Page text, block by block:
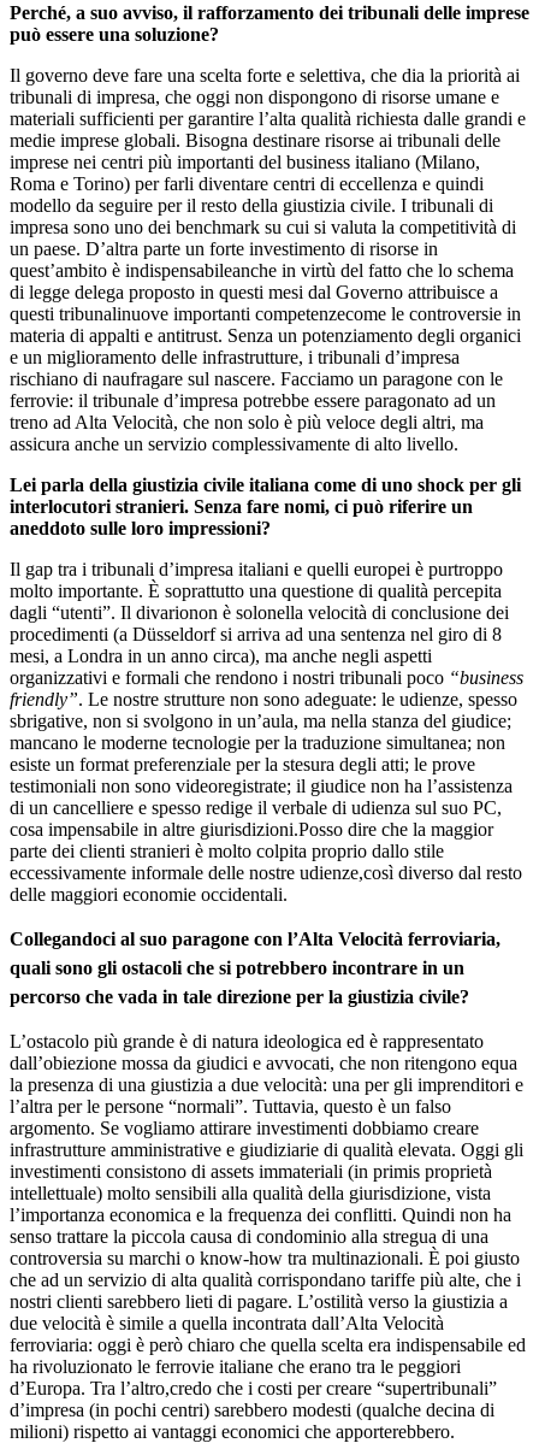
Perché, a suo avviso, il rafforzamento dei tribunali delle imprese
può essere una soluzione?
Il governo deve fare una scelta forte e selettiva, che dia la priorità ai
tribunali di impresa, che oggi non dispongono di risorse umane e
materiali sufficienti per garantire l’alta qualità richiesta dalle grandi e
medie imprese globali. Bisogna destinare risorse ai tribunali delle
imprese nei centri più importanti del business italiano (Milano,
Roma e Torino) per farli diventare centri di eccellenza e quindi
modello da seguire per il resto della giustizia civile. I tribunali di
impresa sono uno dei benchmark su cui si valuta la competitività di
un paese. D’altra parte un forte investimento di risorse in
quest’ambito è indispensabileanche in virtù del fatto che lo schema
di legge delega proposto in questi mesi dal Governo attribuisce a
questi tribunalinuove importanti competenzecome le controversie in
materia di appalti e antitrust. Senza un potenziamento degli organici
e un miglioramento delle infrastrutture, i tribunali d’impresa
rischiano di naufragare sul nascere. Facciamo un paragone con le
ferrovie: il tribunale d’impresa potrebbe essere paragonato ad un
treno ad Alta Velocità, che non solo è più veloce degli altri, ma
assicura anche un servizio complessivamente di alto livello.
Lei parla della giustizia civile italiana come di uno shock per gli
interlocutori stranieri. Senza fare nomi, ci può riferire un
aneddoto sulle loro impressioni?
Il gap tra i tribunali d’impresa italiani e quelli europei è purtroppo
molto importante. È soprattutto una questione di qualità percepita
dagli “utenti”. Il divarionon è solonella velocità di conclusione dei
procedimenti (a Düsseldorf si arriva ad una sentenza nel giro di 8
mesi, a Londra in un anno circa), ma anche negli aspetti
organizzativi e formali che rendono i nostri tribunali poco “business
friendly”. Le nostre strutture non sono adeguate: le udienze, spesso
sbrigative, non si svolgono in un’aula, ma nella stanza del giudice;
mancano le moderne tecnologie per la traduzione simultanea; non
esiste un format preferenziale per la stesura degli atti; le prove
testimoniali non sono videoregistrate; il giudice non ha l’assistenza
di un cancelliere e spesso redige il verbale di udienza sul suo PC,
cosa impensabile in altre giurisdizioni.Posso dire che la maggior
parte dei clienti stranieri è molto colpita proprio dallo stile
eccessivamente informale delle nostre udienze,così diverso dal resto
delle maggiori economie occidentali.
Collegandoci al suo paragone con l’Alta Velocità ferroviaria,
quali sono gli ostacoli che si potrebbero incontrare in un
percorso che vada in tale direzione per la giustizia civile?
L’ostacolo più grande è di natura ideologica ed è rappresentato
dall’obiezione mossa da giudici e avvocati, che non ritengono equa
la presenza di una giustizia a due velocità: una per gli imprenditori e
l’altra per le persone “normali”. Tuttavia, questo è un falso
argomento. Se vogliamo attirare investimenti dobbiamo creare
infrastrutture amministrative e giudiziarie di qualità elevata. Oggi gli
investimenti consistono di assets immateriali (in primis proprietà
intellettuale) molto sensibili alla qualità della giurisdizione, vista
l’importanza economica e la frequenza dei conflitti. Quindi non ha
senso trattare la piccola causa di condominio alla stregua di una
controversia su marchi o know-how tra multinazionali. È poi giusto
che ad un servizio di alta qualità corrispondano tariffe più alte, che i
nostri clienti sarebbero lieti di pagare. L’ostilità verso la giustizia a
due velocità è simile a quella incontrata dall’Alta Velocità
ferroviaria: oggi è però chiaro che quella scelta era indispensabile ed
ha rivoluzionato le ferrovie italiane che erano tra le peggiori
d’Europa. Tra l’altro,credo che i costi per creare “supertribunali”
d’impresa (in pochi centri) sarebbero modesti (qualche decina di
milioni) rispetto ai vantaggi economici che apporterebbero.